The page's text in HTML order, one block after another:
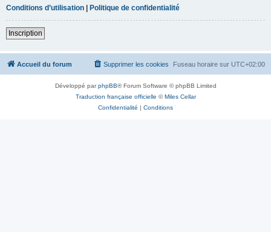
Conditions d’utilisation | Politique de confidentialité
Inscription
Accueil du forum Fuseau horaire sur UTC+02:00
Supprimer les cookies
Développé parphpBB® Forum Software © phpBB Limited
Traduction française officielle ©Miles Cellar
Confidentialité | Conditions